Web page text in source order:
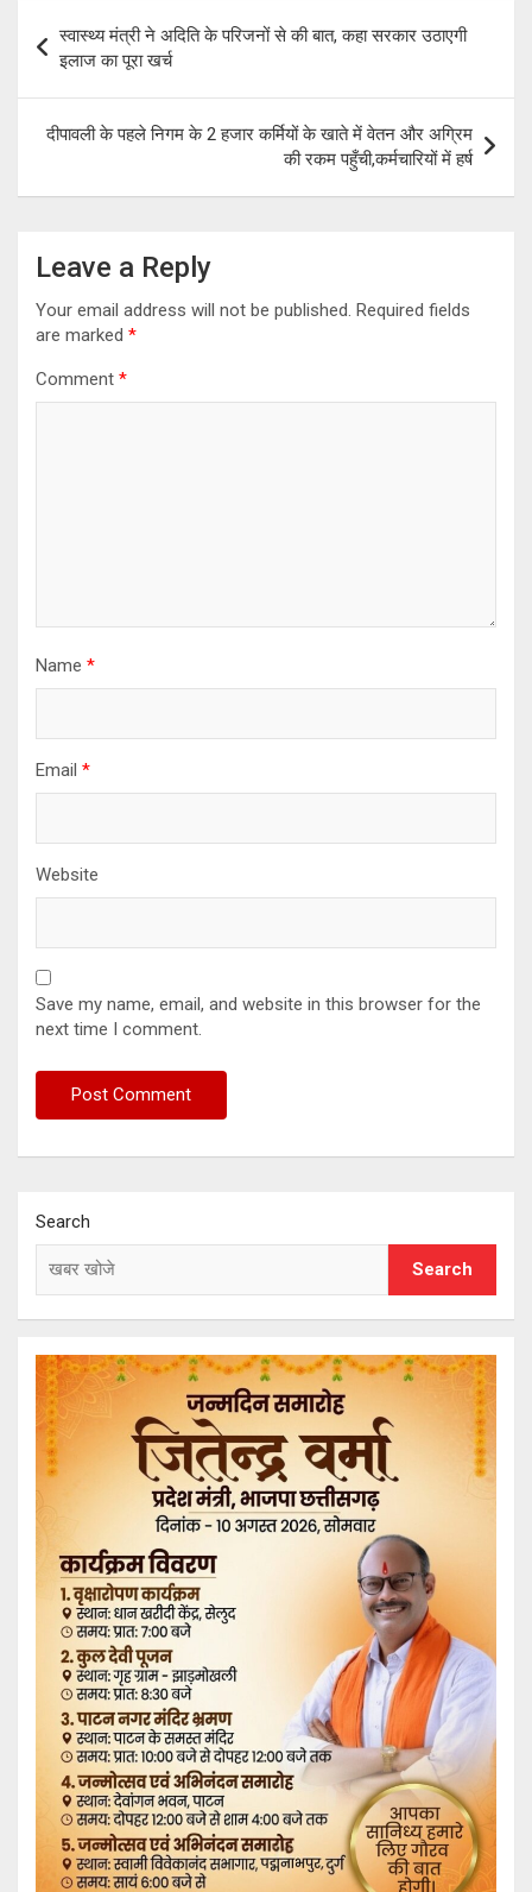
navigation
स्वास्थ्य मंत्री ने अदिति के परिजनों से की बात, कहा सरकार उठाएगी
इलाज का पूरा खर्च
दीपावली के पहले निगम के 2 हजार कर्मियों के खाते में वेतन और अग्रिम
की रकम पहुँची,कर्मचारियों में हर्ष
Leave a Reply
Your email address will not be published. Required fields
are marked *
Comment *
Name *
Email *
Website
Save my name, email, and website in this browser for the
next time I comment.
Search
Search